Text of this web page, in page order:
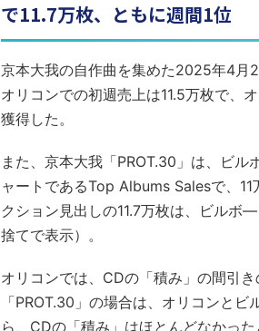
で11.7万枚、ともに週間1位
京本大我の自作曲を集めた2025年4月
オリコンでの初週売上は11.5万枚で、
獲得した。
また、京本大我「PROT.30」は、ビ
ャートであるTop Albums Salesで、
クション見出しの11.7万枚は、ビルボ
捨てで表示）。
オリコンでは、CDの「積み」の間引
「PROT.30」の場合は、オリコンと
ら、CDの「積み」はほとんどなかった